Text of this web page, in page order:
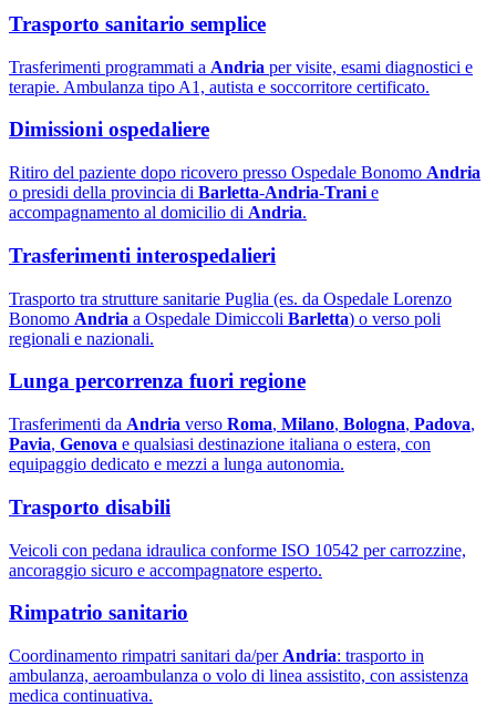
Trasporto sanitario semplice
Trasferimenti programmati a Andria per visite, esami diagnostici e
terapie. Ambulanza tipo A1, autista e soccorritore certificato.
Dimissioni ospedaliere
Ritiro del paziente dopo ricovero presso Ospedale Bonomo Andria
o presidi della provincia di Barletta-Andria-Trani e
accompagnamento al domicilio di Andria.
Trasferimenti interospedalieri
Trasporto tra strutture sanitarie Puglia (es. da Ospedale Lorenzo
Bonomo Andria a Ospedale Dimiccoli Barletta) o verso poli
regionali e nazionali.
Lunga percorrenza fuori regione
Trasferimenti da Andria verso Roma, Milano, Bologna, Padova,
Pavia, Genova e qualsiasi destinazione italiana o estera, con
equipaggio dedicato e mezzi a lunga autonomia.
Trasporto disabili
Veicoli con pedana idraulica conforme ISO 10542 per carrozzine,
ancoraggio sicuro e accompagnatore esperto.
Rimpatrio sanitario
Coordinamento rimpatri sanitari da/per Andria: trasporto in
ambulanza, aeroambulanza o volo di linea assistito, con assistenza
medica continuativa.